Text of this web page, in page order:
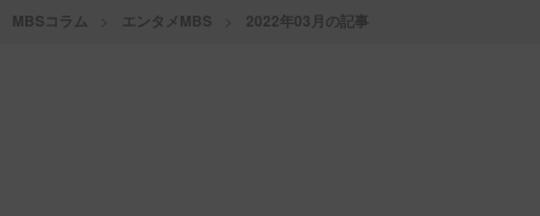
MBSコラム エンタメMBS 2022年03月の記事